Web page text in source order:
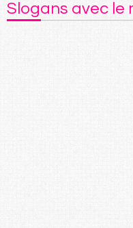
contenu
Slogans avec le